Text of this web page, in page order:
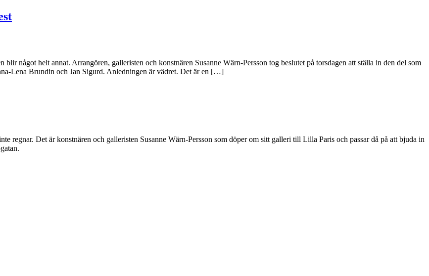
något helt annat. Arrangören, galleristen och konstnären Susanne Wärn-Persson tog beslutet på torsdagen att ställa in den del som
Lena Brundin och Jan Sigurd. Anledningen är vädret. Det är en […]
regnar. Det är konstnären och galleristen Susanne Wärn-Persson som döper om sitt galleri till Lilla Paris och passar då på att bjuda in